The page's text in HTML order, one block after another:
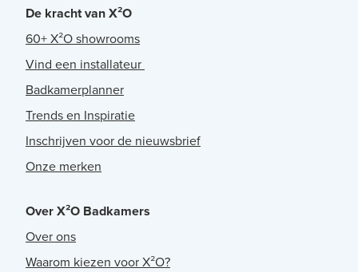
De kracht van X²O
60+ X²O showrooms
Vind een installateur
Badkamerplanner
Trends en Inspiratie
Inschrijven voor de nieuwsbrief
Onze merken
Over X²O Badkamers
Over ons
Waarom kiezen voor X²O?